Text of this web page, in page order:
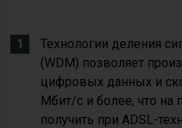
Технологии деления
(WDM) позволяет
цифровых данных и
Мбит/с и более, что
получить при ADSL-